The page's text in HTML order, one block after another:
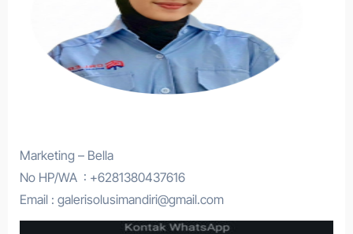
Marketing – Bella
No HP/WA : +6281380437616
Email : galerisolusimandiri@gmail.com